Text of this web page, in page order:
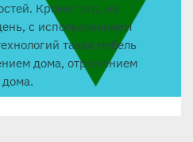
Кроме того, на
с использованием
такая мебель
дома, отражением
дома.